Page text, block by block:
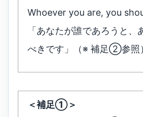
Whoever you are, you
「あなたが誰であろうと、
べきです」（※ 補足②参照
＜補足①＞